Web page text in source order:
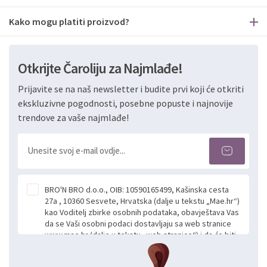
Kako mogu platiti proizvod?
Otkrijte Čaroliju za Najmlađe!
Prijavite se na naš newsletter i budite prvi koji će otkriti
ekskluzivne pogodnosti, posebne popuste i najnovije
trendove za vaše najmlađe!
BRO'N BRO d.o.o., OIB: 10590165499, Kašinska cesta
27a , 10360 Sesvete, Hrvatska (dalje u tekstu „Mae.hr“)
kao Voditelj zbirke osobnih podataka, obavještava Vas
da se Vaši osobni podaci dostavljaju sa web stranice
www.mae.hr (dalje u tekstu „web stranice“) i da će biti
obrađeni. Prihvaćanjem ove Izjave smatra se da
slobodno i izričito dajete privolu za prikupljanje i daljnju